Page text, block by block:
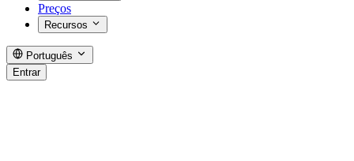
Preços
Recursos
Português
Entrar